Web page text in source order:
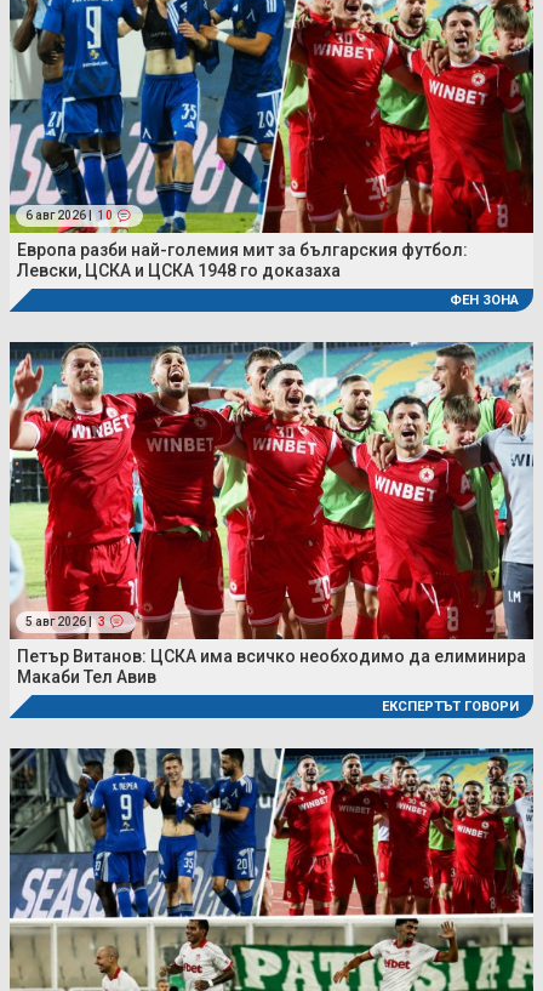
6 авг 2026 | 10
Европа разби най-големия мит за българския футбол:
Левски, ЦСКА и ЦСКА 1948 го доказаха
ФЕН ЗОНА
5 авг 2026 | 3
Петър Витанов: ЦСКА има всичко необходимо да елиминира
Макаби Тел Авив
ЕКСПЕРТЪТ ГОВОРИ